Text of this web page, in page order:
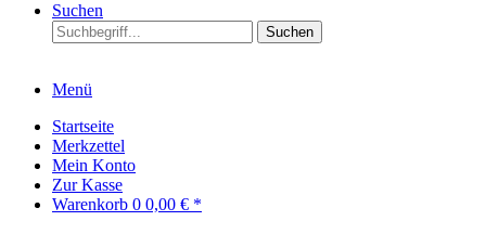
Suchen
Suchen
Menü
Startseite
Merkzettel
Mein Konto
Zur Kasse
Warenkorb 0 0,00 € *